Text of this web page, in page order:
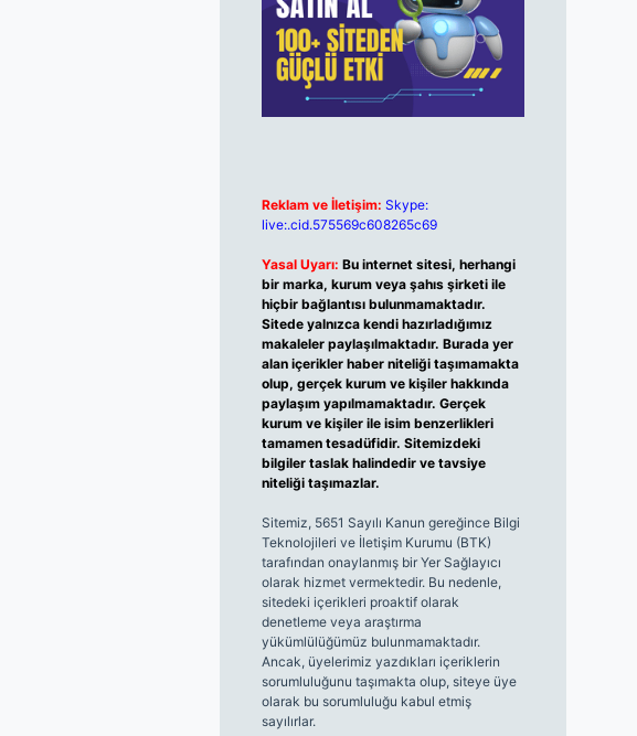
Reklam ve İletişim: Skype:
live:.cid.575569c608265c69
Yasal Uyarı: Bu internet sitesi, herhangi
bir marka, kurum veya şahıs şirketi ile
hiçbir bağlantısı bulunmamaktadır.
Sitede yalnızca kendi hazırladığımız
makaleler paylaşılmaktadır. Burada yer
alan içerikler haber niteliği taşımamakta
olup, gerçek kurum ve kişiler hakkında
paylaşım yapılmamaktadır. Gerçek
kurum ve kişiler ile isim benzerlikleri
tamamen tesadüfidir. Sitemizdeki
bilgiler taslak halindedir ve tavsiye
niteliği taşımazlar.
Sitemiz, 5651 Sayılı Kanun gereğince Bilgi
Teknolojileri ve İletişim Kurumu (BTK)
tarafından onaylanmış bir Yer Sağlayıcı
olarak hizmet vermektedir. Bu nedenle,
sitedeki içerikleri proaktif olarak
denetleme veya araştırma
yükümlülüğümüz bulunmamaktadır.
Ancak, üyelerimiz yazdıkları içeriklerin
sorumluluğunu taşımakta olup, siteye üye
olarak bu sorumluluğu kabul etmiş
sayılırlar.